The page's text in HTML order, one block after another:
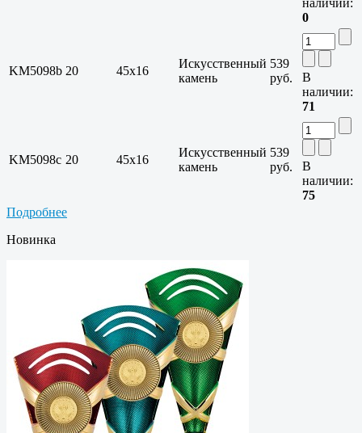
наличии:
0
KM5098b 20 45x16
Искусственный
камень
539
руб.
В
наличии:
71
KM5098c 20 45x16
Искусственный
камень
539
руб.
В
наличии:
75
Подробнее
Новинка